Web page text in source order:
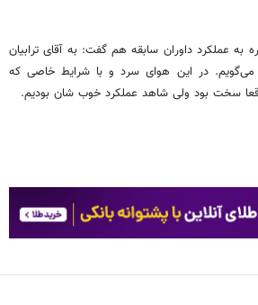
به عملکرد داوران سابقه هم گفت: به آقای ترابیان
در این هوای سرد و با شرایط خاصی که
سخت بود ولی شاهد عملکرد خوب شان بودیم.